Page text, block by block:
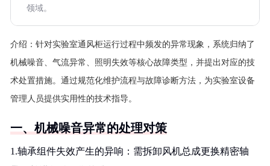
领域。
介绍： 针对实验室通风柜运行过程中频发的异常现象，系统归纳了
机械噪音、气流异常、照明失效等核心故障类型，并提出对应的技
术处置措施。通过规范化维护流程与故障诊断方法，为实验室设备
管理人员提供实用性的技术指导。
一、机械噪音异常的处理对策
1.轴承组件失效产生的异响：需拆卸风机总成更换精密轴